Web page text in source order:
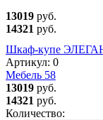
13019 руб.
14321 руб.
Шкаф-купе
Артикул: 0
Мебель 58
13019 руб.
14321 руб.
Количество: